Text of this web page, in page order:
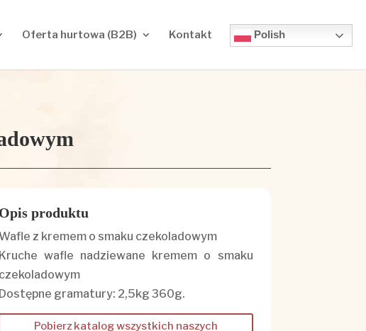
Oferta hurtowa (B2B) Kontakt Polish
Opis produktu
z kremem o smaku czekoladowym
Kruche wafle nadziewane kremem o smaku
czekoladowym
Dostępne gramatury: 2,5kg 360g.
Pobierz katalog wszystkich naszych